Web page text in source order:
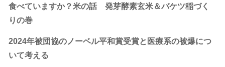
食べていますか？米の話 発芽酵素玄米＆バケツ稲づく
りの巻
2024年被団協のノーベル平和賞受賞と医療系の被爆につ
いて考える